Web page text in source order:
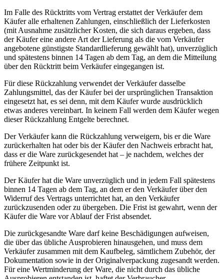
Im Falle des Rücktritts vom Vertrag erstattet der Verkäufer dem
Käufer alle erhaltenen Zahlungen, einschließlich der Lieferkosten
(mit Ausnahme zusätzlicher Kosten, die sich daraus ergeben, dass
der Käufer eine andere Art der Lieferung als die vom Verkäufer
angebotene günstigste Standardlieferung gewählt hat), unverzüglich
und spätestens binnen 14 Tagen ab dem Tag, an dem die Mitteilung
über den Rücktritt beim Verkäufer eingegangen ist.
Für diese Rückzahlung verwendet der Verkäufer dasselbe
Zahlungsmittel, das der Käufer bei der ursprünglichen Transaktion
eingesetzt hat, es sei denn, mit dem Käufer wurde ausdrücklich
etwas anderes vereinbart. In keinem Fall werden dem Käufer wegen
dieser Rückzahlung Entgelte berechnet.
Der Verkäufer kann die Rückzahlung verweigern, bis er die Ware
zurückerhalten hat oder bis der Käufer den Nachweis erbracht hat,
dass er die Ware zurückgesendet hat – je nachdem, welches der
frühere Zeitpunkt ist.
Der Käufer hat die Ware unverzüglich und in jedem Fall spätestens
binnen 14 Tagen ab dem Tag, an dem er den Verkäufer über den
Widerruf des Vertrags unterrichtet hat, an den Verkäufer
zurückzusenden oder zu übergeben. Die Frist ist gewahrt, wenn der
Käufer die Ware vor Ablauf der Frist absendet.
Die zurückgesandte Ware darf keine Beschädigungen aufweisen,
die über das übliche Ausprobieren hinausgehen, und muss dem
Verkäufer zusammen mit dem Kaufbeleg, sämtlichem Zubehör, der
Dokumentation sowie in der Originalverpackung zugesandt werden.
Für eine Wertminderung der Ware, die nicht durch das übliche